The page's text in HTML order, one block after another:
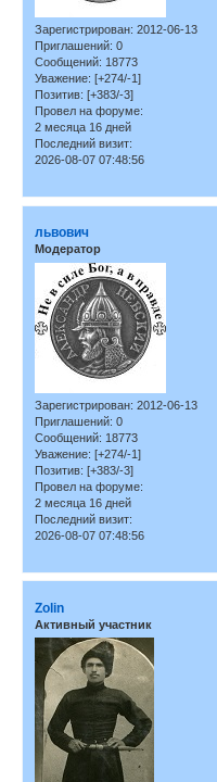
Зарегистрирован: 2012-06-13
Приглашений: 0
Сообщений: 18773
Уважение: [+274/-1]
Позитив: [+383/-3]
Провел на форуме:
2 месяца 16 дней
Последний визит:
2026-08-07 07:48:56
львович
Модератор
Зарегистрирован: 2012-06-13
Приглашений: 0
Сообщений: 18773
Уважение: [+274/-1]
Позитив: [+383/-3]
Провел на форуме:
2 месяца 16 дней
Последний визит:
2026-08-07 07:48:56
Zolin
Активный участник